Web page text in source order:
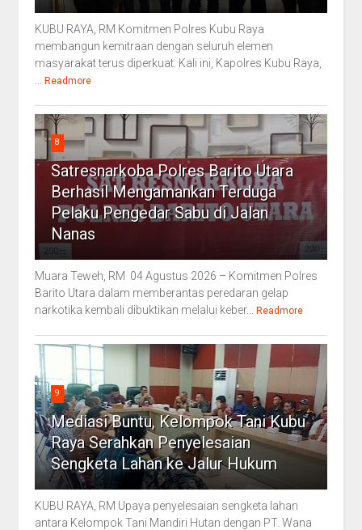
KUBU RAYA, RM Komitmen Polres Kubu Raya
membangun kemitraan dengan seluruh elemen
masyarakat terus diperkuat. Kali ini, Kapolres Kubu Raya,
Readmore
8
Satresnarkoba Polres Barito Utara
Berhasil Mengamankan Terduga
Pelaku Pengedar Sabu di Jalan
Nanas
Muara Teweh, RM 04 Agustus 2026 – Komitmen Polres
Barito Utara dalam memberantas peredaran gelap
narkotika kembali dibuktikan melalui keber...
Readmore
9
Mediasi Buntu, Kelompok Tani Kubu
Raya Serahkan Penyelesaian
Sengketa Lahan ke Jalur Hukum
KUBU RAYA, RM Upaya penyelesaian sengketa lahan
antara Kelompok Tani Mandiri Hutan dengan PT. Wana